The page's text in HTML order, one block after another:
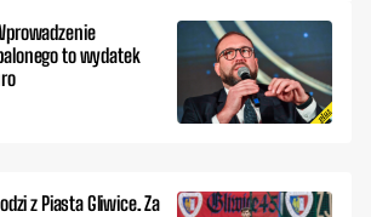
to wydatek
z Piasta Gliwice. Za